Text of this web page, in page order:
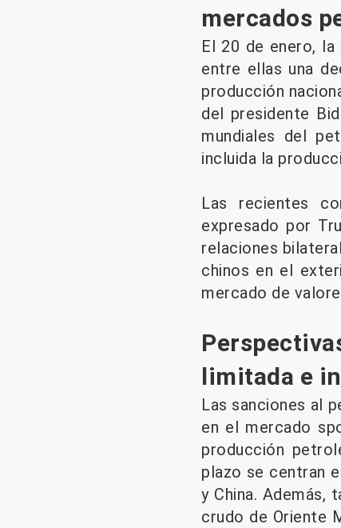
mercados
El 20 de enero,
entre ellas una
producción
del presidente
mundiales del
incluida la
Las recientes
expresado por
relaciones
chinos en el
mercado de
limitada e
Las sanciones al
en el mercado
producción
plazo se centran
y China. Además,
crudo de Oriente